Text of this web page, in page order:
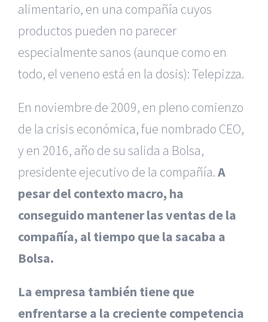
alimentario, en una compañía cuyos
productos pueden no parecer
especialmente sanos (aunque como en
todo, el veneno está en la dosis): Telepizza.
En noviembre de 2009, en pleno comienzo
de la crisis económica, fue nombrado CEO,
y en 2016, año de su salida a Bolsa,
presidente ejecutivo de la compañía.A
pesar del contexto macro, ha
conseguido mantener las ventas de la
compañía, al tiempo que la sacaba a
Bolsa.
La empresa también tiene que
enfrentarse a la creciente competencia